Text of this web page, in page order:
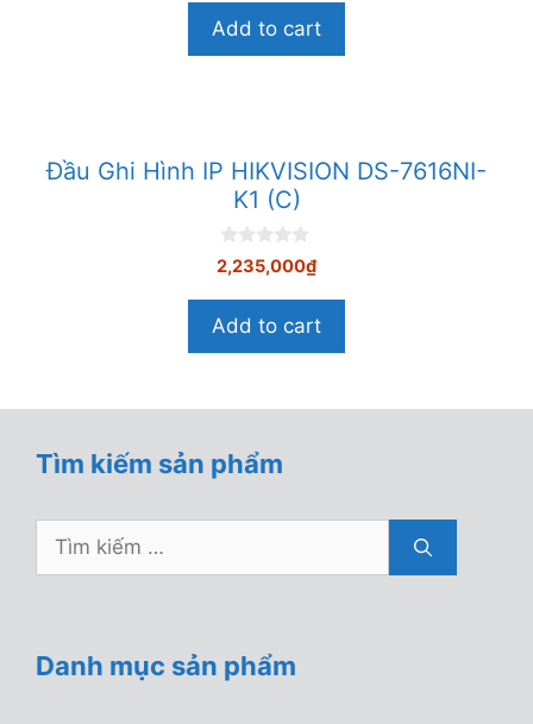
à
5
Add to cart
Đầu Ghi Hình IP HIKVISION DS-7616NI-
K1 (C)
0
n
à
5
2,235,000₫
Add to cart
Tìm kiếm sản phẩm
Tìm
Danh mục sản phẩm